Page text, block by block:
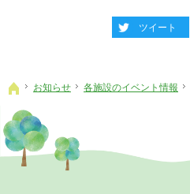
entry1103
ツイート
ホーム
お知らせ 各施設のイベント情報